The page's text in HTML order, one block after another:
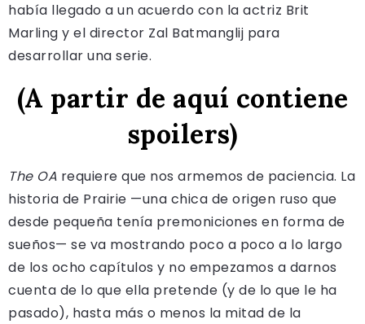
había llegado a un acuerdo con la actriz Brit
Marling y el director Zal Batmanglij para
desarrollar una serie.
(A partir de aquí contiene
spoilers)
The OA requiere que nos armemos de paciencia. La
historia de Prairie —una chica de origen ruso que
desde pequeña tenía premoniciones en forma de
sueños— se va mostrando poco a poco a lo largo
de los ocho capítulos y no empezamos a darnos
cuenta de lo que ella pretende (y de lo que le ha
pasado), hasta más o menos la mitad de la